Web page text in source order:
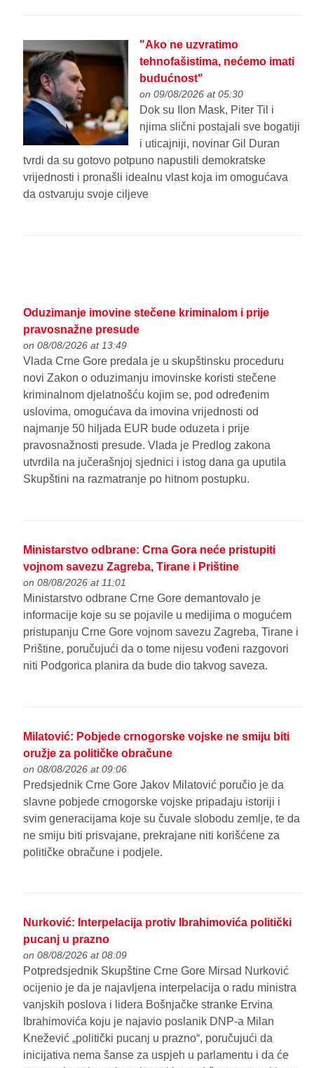
"Ako ne uzvratimo
tehnofašistima, nećemo imati
budućnost"
on 09/08/2026 at 05:30
Dok su Ilon Mask, Piter Til i
njima slični postajali sve bogatiji
i uticajniji, novinar Gil Duran
tvrdi da su gotovo potpuno napustili demokratske
vrijednosti i pronašli idealnu vlast koja im omogućava
da ostvaruju svoje ciljeve
Oduzimanje imovine stečene kriminalom i prije
pravosnažne presude
on 08/08/2026 at 13:49
Vlada Crne Gore predala je u skupštinsku proceduru
novi Zakon o oduzimanju imovinske koristi stečene
kriminalnom djelatnošću kojim se, pod određenim
uslovima, omogućava da imovina vrijednosti od
najmanje 50 hiljada EUR bude oduzeta i prije
pravosnažnosti presude. Vlada je Predlog zakona
utvrdila na jučerašnjoj sjednici i istog dana ga uputila
Skupštini na razmatranje po hitnom postupku.
Ministarstvo odbrane: Crna Gora neće pristupiti
vojnom savezu Zagreba, Tirane i Prištine
on 08/08/2026 at 11:01
Ministarstvo odbrane Crne Gore demantovalo je
informacije koje su se pojavile u medijima o mogućem
pristupanju Crne Gore vojnom savezu Zagreba, Tirane i
Prištine, poručujući da o tome nijesu vođeni razgovori
niti Podgorica planira da bude dio takvog saveza.
Milatović: Pobjede crnogorske vojske ne smiju biti
oružje za političke obračune
on 08/08/2026 at 09:06
Predsjednik Crne Gore Jakov Milatović poručio je da
slavne pobjede crnogorske vojske pripadaju istoriji i
svim generacijama koje su čuvale slobodu zemlje, te da
ne smiju biti prisvajane, prekrajane niti korišćene za
političke obračune i podjele.
Nurković: Interpelacija protiv Ibrahimovića politički
pucanj u prazno
on 08/08/2026 at 08:09
Potpredsjednik Skupštine Crne Gore Mirsad Nurković
ocijenio je da je najavljena interpelacija o radu ministra
vanjskih poslova i lidera Bošnjačke stranke Ervina
Ibrahimovića koju je najavio poslanik DNP-a Milan
Knežević „politički pucanj u prazno“, poručujući da
inicijativa nema šanse za uspjeh u parlamentu i da će